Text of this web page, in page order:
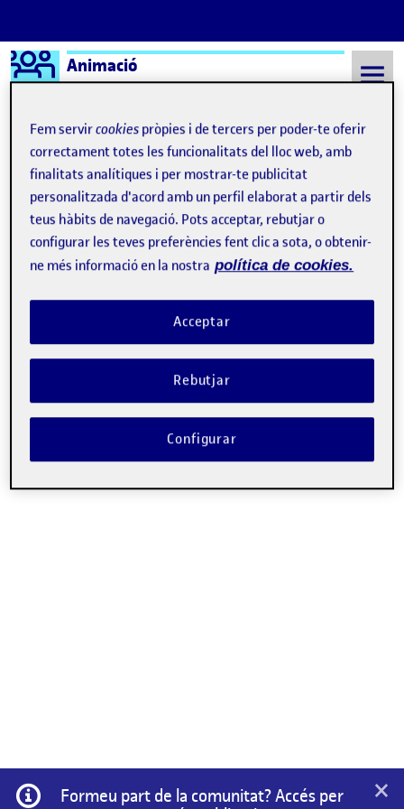
Saltar al contingut
Logo Ágora
Animació
Semestre 20222 - Aula 1 After Effects
After Effects
Publicat per
Astrid Martinez Garcia
Data de publicació
-comentariel PAC 6 | Entradeta sèrie
Hola, Deixo l’entradeta que he fet per a una sèrie documental de
la vida d’una fotògrafa d’animals que viatja per tot el món.
Moltes gràcies per la vostra atenció i bon estiu! Astrid Martínez,
6. Creem un producte: parallax 2,5D …
Informació
Formeu part de la comunitat? Accés per
×
Fem servircookies pròpies i de tercers per poder-te oferir
correctament totes les funcionalitats del lloc web, amb
finalitats analítiques i per mostrar-te publicitat
personalitzada d'acord amb un perfil elaborat a partir dels
teus hàbits de navegació. Pots acceptar, rebutjar o
configurar les teves preferències fent clic a sota, o obtenir-
ne més informació en la nostra política de cookies.
Rebutjar
Acceptar
Configurar